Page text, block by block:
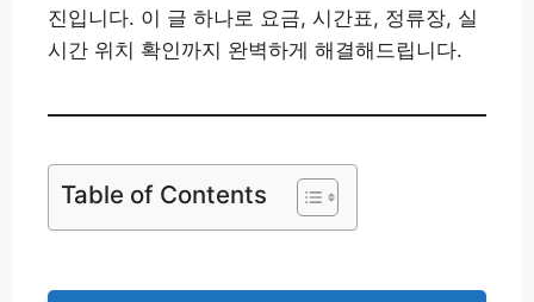
진입니다. 이 글 하나로 요금, 시간표, 정류장, 실
시간 위치 확인까지 완벽하게 해결해드립니다.
Table of Contents